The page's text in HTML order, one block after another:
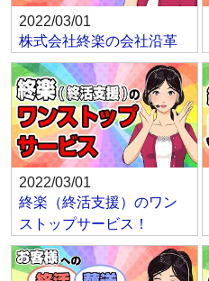
2022/03/01
株式会社終楽の会社沿革
2022/03/01
終楽（終活支援）のワン
ストップサービス！